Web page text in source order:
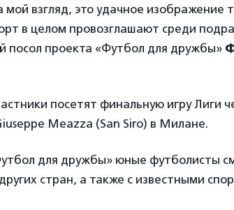
взгляд, это удачное изображение
в целом провозглашают среди
посол проекта «Футбол для дружбы»
посетят финальную игру Лиги
Meazza (San Siro) в Милане.
для дружбы» юные футболисты
стран, а также с известными